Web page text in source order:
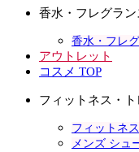
香水・フレグラン
香水・フレ
アウトレット
コスメ TOP
フィットネス・
フィットネ
メンズ シュ